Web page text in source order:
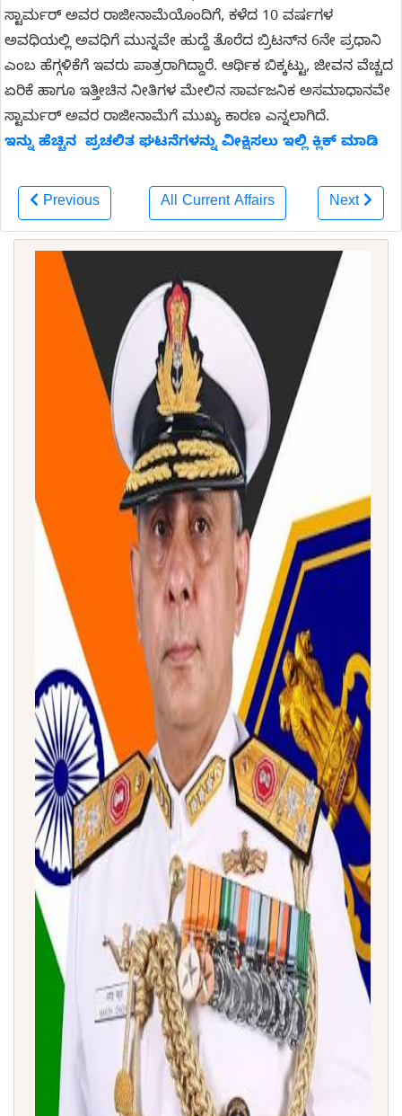
ಸ್ಟಾರ್ಮರ್ ಅವರ ರಾಜೀನಾಮೆಯೊಂದಿಗೆ, ಕಳೆದ 10 ವರ್ಷಗಳ
ಅವಧಿಯಲ್ಲಿ ಅವಧಿಗೆ ಮುನ್ನವೇ ಹುದ್ದೆ ತೊರೆದ ಬ್ರಿಟನ್‌ನ 6ನೇ ಪ್ರಧಾನಿ
ಎಂಬ ಹೆಗ್ಗಳಿಕೆಗೆ ಇವರು ಪಾತ್ರರಾಗಿದ್ದಾರೆ. ಆರ್ಥಿಕ ಬಿಕ್ಕಟ್ಟು, ಜೀವನ ವೆಚ್ಚದ
ಏರಿಕೆ ಹಾಗೂ ಇತ್ತೀಚಿನ ನೀತಿಗಳ ಮೇಲಿನ ಸಾರ್ವಜನಿಕ ಅಸಮಾಧಾನವೇ
ಸ್ಟಾರ್ಮರ್ ಅವರ ರಾಜೀನಾಮೆಗೆ ಮುಖ್ಯ ಕಾರಣ ಎನ್ನಲಾಗಿದೆ.
ಇನ್ನು ಹೆಚ್ಚಿನ ಪ್ರಚಲಿತ ಘಟನೆಗಳನ್ನು ವೀಕ್ಷಿಸಲು ಇಲ್ಲಿ ಕ್ಲಿಕ್ ಮಾಡಿ
Previous All Current Affairs Next